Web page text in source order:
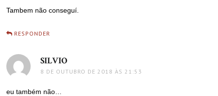
Tambem não conseguí.
RESPONDER
SILVIO
8 DE OUTUBRO DE 2018 ÀS 21:53
eu também não…